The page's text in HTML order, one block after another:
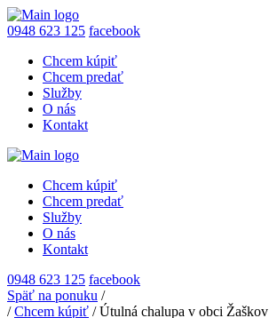
0948 623 125 facebook
Chcem kúpiť
Chcem predať
Služby
O nás
Kontakt
Chcem kúpiť
Chcem predať
Služby
O nás
Kontakt
0948 623 125 facebook
Späť na ponuku /
/Chcem kúpiť /Útulná chalupa v obci Žaškov